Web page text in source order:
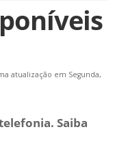
atualização em Segunda,
Saiba